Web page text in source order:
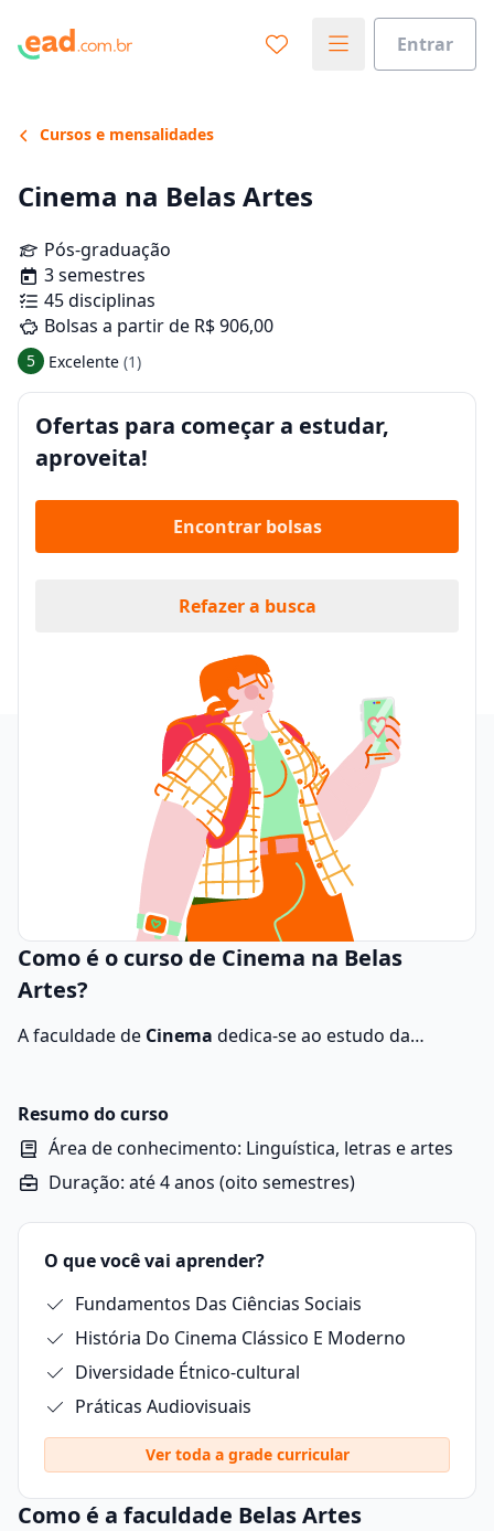
Entrar
Cursos e mensalidades
Cinema na Belas Artes
Pós-graduação
3 semestres
45 disciplinas
Bolsas a partir de R$ 906,00
5 Excelente (1)
Ofertas para começar a estudar,
aproveita!
Encontrar bolsas
Refazer a busca
Como é o curso de Cinema na Belas
Artes?
A faculdade de Cinema dedica-se ao estudo da
design de som. O currículo é projetado com base em
aspectos teóricos e práticos do cinema, incluindo sua
história e metodologias atuais em produção
audiovisual.
Resumo do curso
Área de conhecimento: Linguística, letras e artes
Duração: até 4 anos (oito semestres)
O que você vai aprender?
Fundamentos Das Ciências Sociais
História Do Cinema Clássico E Moderno
Diversidade Étnico-cultural
Práticas Audiovisuais
Ver toda a grade curricular
Como é a faculdade Belas Artes